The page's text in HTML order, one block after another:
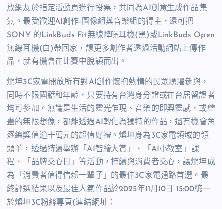
放網友於指定活動頁進行投票，共同為AI創意生成作品集
氣。最受歡迎AI創作-圖像組與音樂組的得主，還可把
SONY 的LinkBuds Fit無線降噪耳機(黑)或LinkBuds Open
無線耳機(白)帶回家，讓更多創作者透過活動網站上傳作
品，就有機會在比賽中脫穎而出。
燦坤3C家電開放所有對AI創作懷抱熱情的民眾踴躍參與，
同時不限國籍和年齡，只要持有台灣身分證或在台居留證者
均可參加。無論是生活的靈光乍現、音樂的即興靈感，或繪
畫的無限想像，都能透過AI轉化為獨特的作品，還有機會角
逐總獎值逾十萬元的超值好禮。燦坤身為3C家電領域的領
頭羊，透過持續舉辦「AI智繪大賞」、「AI小教室」課
程、「品牌交心日」等活動，持續與消費者交心，讓燦坤成
為「消費者值得信賴一輩子」的最佳3C家電通路首選。最
終評選結果以及最佳人氣作品於2025年11月10日 15:00統一
於燦坤3C粉絲專頁(連結網址：